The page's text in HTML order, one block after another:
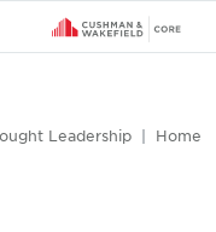
Home
Leadership